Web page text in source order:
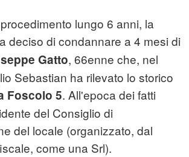
lungo 6 anni, la
deciso di condannare a 4 mesi di
Gatto, 66enne che, nel
Sebastian ha rilevato lo storico
Foscolo 5. All'epoca dei fatti
del Consiglio di
del locale (organizzato, dal
come una Srl).